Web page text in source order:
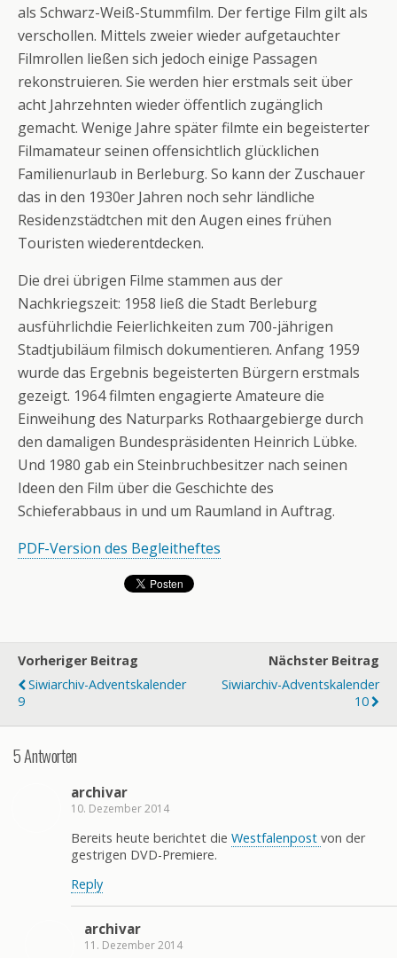
als Schwarz-Weiß-Stummfilm. Der fertige Film gilt als
verschollen. Mittels zweier wieder aufgetauchter
Filmrollen ließen sich jedoch einige Passagen
rekonstruieren. Sie werden hier erstmals seit über
acht Jahrzehnten wieder öffentlich zugänglich
gemacht. Wenige Jahre später filmte ein begeisterter
Filmamateur seinen offensichtlich glücklichen
Familienurlaub in Berleburg. So kann der Zuschauer
das in den 1930er Jahren noch sehr ländliche
Residenzstädtchen mit den Augen eines frühen
Touristen wiederentdecken.
Die drei übrigen Filme stammen aus der
Nachkriegszeit: 1958 ließ die Stadt Berleburg
ausführlichdie Feierlichkeiten zum 700-jährigen
Stadtjubiläum filmisch dokumentieren. Anfang 1959
wurde das Ergebnis begeisterten Bürgern erstmals
gezeigt. 1964 filmten engagierte Amateure die
Einweihung des Naturparks Rothaargebierge durch
den damaligen Bundespräsidenten Heinrich Lübke.
Und 1980 gab ein Steinbruchbesitzer nach seinen
Ideen den Film über die Geschichte des
Schieferabbaus in und um Raumland in Auftrag.
PDF-Version des Begleitheftes
Vorheriger Beitrag
Siwiarchiv-Adventskalender
9
Nächster Beitrag
Siwiarchiv-Adventskalender
10
5 Antworten
archivar
10. Dezember 2014
Bereits heute berichtet die Westfalenpost von der
gestrigen DVD-Premiere.
Reply
archivar
11. Dezember 2014